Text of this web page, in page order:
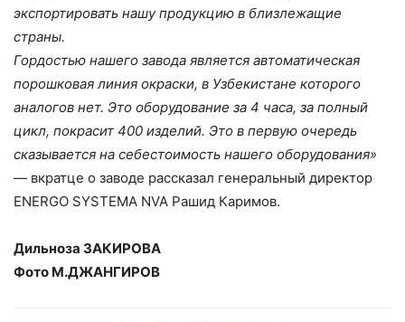
экспортировать нашу продукцию в близлежащие
страны.
Гордостью нашего завода является автоматическая
порошковая линия окраски, в Узбекистане которого
аналогов нет. Это оборудование за 4 часа, за полный
цикл, покрасит 400 изделий. Это в первую очередь
сказывается на себестоимость нашего оборудования»
— вкратце о заводе рассказал генеральный директор
ENERGO SYSTEMA NVA Рашид Каримов.
Дильноза ЗАКИРОВА
Фото М.ДЖАНГИРОВ